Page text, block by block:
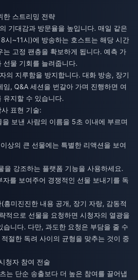
한 스트리밍 전략
기대감과 방문율을 높입니다. 매일 같은
시~11시)에 방송하는 호스트는 해당 시간
는 고정 팬층을 확보하게 됩니다. 예측 가
선물 기회를 늘려줍니다.
의 지루함을 방지합니다. 대화 방송, 장기
, Q&A 세션을 번갈아 가며 진행하면 여
유지할 수 있습니다.
표현 기술:
을 보낸 사람의 이름을 5초 이내에 부르며
상의 큰 선물에는 특별한 리액션을 보여
을 강조하는 플랫폼 기능을 사용하세요.
자를 보여주어 경쟁적인 선물 보내기를 독
흥미진진한 내용 공개, 장기 자랑, 감동적
적으로 선물을 요청하면 시청자의 열광을
습니다. 다만, 과도한 요청은 부담을 줄 수
절한 독려 사이의 균형을 맞추는 것이 중
청자 참여 전술
는 단순 송출보다 더 높은 참여를 끌어냅